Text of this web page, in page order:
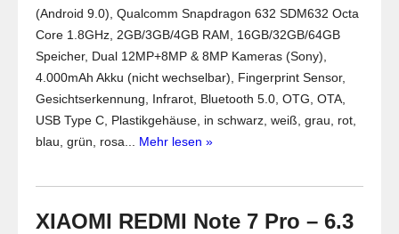
(Android 9.0), Qualcomm Snapdragon 632 SDM632 Octa
Core 1.8GHz, 2GB/3GB/4GB RAM, 16GB/32GB/64GB
Speicher, Dual 12MP+8MP & 8MP Kameras (Sony),
4.000mAh Akku (nicht wechselbar), Fingerprint Sensor,
Gesichtserkennung, Infrarot, Bluetooth 5.0, OTG, OTA,
USB Type C, Plastikgehäuse, in schwarz, weiß, grau, rot,
blau, grün, rosa... Mehr lesen »
XIAOMI REDMI Note 7 Pro – 6.3